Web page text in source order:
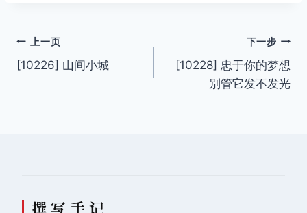
文
章
上一页
[10226] 山间小城
下一步
[10228] 忠于你的梦想
别管它发不发光
撰 写 手 记